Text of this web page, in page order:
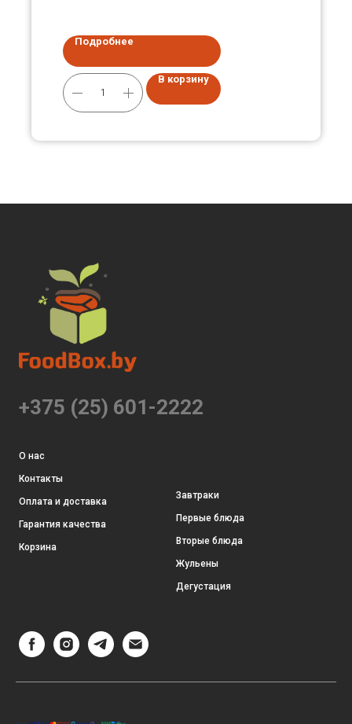
Подробнее
В корзину
+375 (25) 601-2222
О нас
Контакты
Оплата и доставка
Гарантия качества
Корзина
Завтраки
Первые блюда
Вторые блюда
Жульены
Дегустация